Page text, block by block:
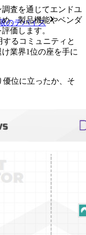
のデバイス
調査を通じてエンドユ
、製品機能やベンダ
価します。
るコミュニティと
業界1位の座を手に
優位に立ったか、そ